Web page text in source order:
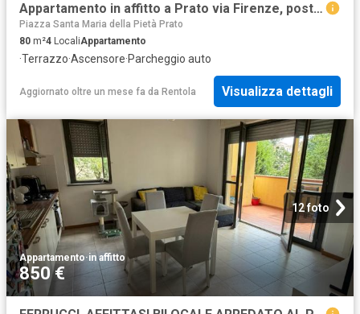
Appartamento in affitto a Prato via Firenze, posto auto, terrazzo, parzialmente arredato TrovaCasa
Piazza Santa Maria della Pietà Prato
80 m²4 LocaliAppartamento
·Terrazzo·Ascensore·Parcheggio auto
Aggiornato oltre un mese fa da Rentola Visualizza dettagli
12 foto
Appartamento·in affitto
850 €